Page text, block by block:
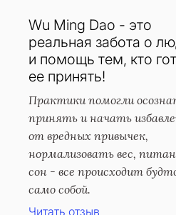
Wu Ming Dao - это
реальная забота о
и помощь тем, кто
ее принять!
Практики помогли
принять и начать
от вредных привычек,
нормализовать вес,
сон - все происходит
само собой.
Читать отзыв